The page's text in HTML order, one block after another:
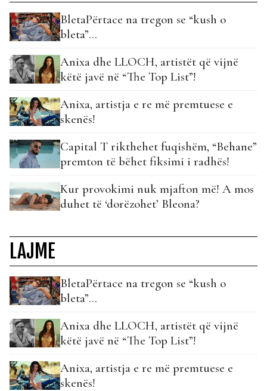
BletaPërtace na tregon se “kush o
bleta”…
Anixa dhe LLOCH, artistët që vijnë
këtë javë në “The Top List”!
Anixa, artistja e re më premtuese e
skenës!
Capital T rikthehet fuqishëm, “Behane”
premton të bëhet fiksimi i radhës!
Kur provokimi nuk mjafton më! A mos
duhet të ‘dorëzohet’ Bleona?
LAJME
BletaPërtace na tregon se “kush o
bleta”…
Anixa dhe LLOCH, artistët që vijnë
këtë javë në “The Top List”!
Anixa, artistja e re më premtuese e
skenës!